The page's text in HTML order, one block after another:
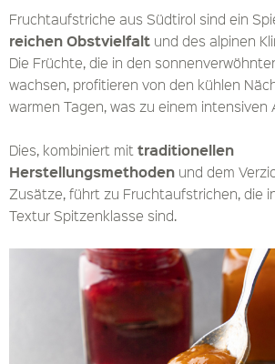
Fruchtaufstriche aus Südtirol sind ein
reichen Obstvielfalt und des alpinen
Die Früchte, die in den
wachsen, profitieren von den kühlen
warmen Tagen, was zu einem intensiven
Dies, kombiniert mit traditionellen
Herstellungsmethoden und dem
Zusätze, führt zu Fruchtaufstrichen, die
Textur Spitzenklasse sind.